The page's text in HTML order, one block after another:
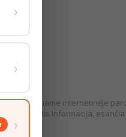
pateikiame internetinėje
vadovautis informacija,
›
›
›